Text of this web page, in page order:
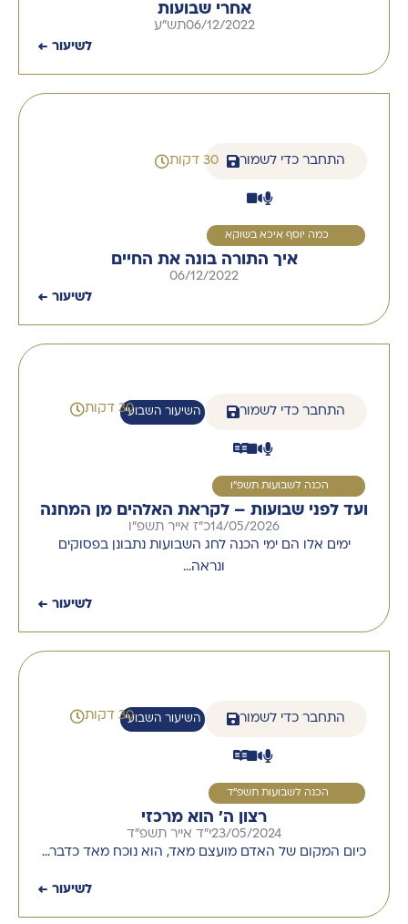
אחרי שבועות
06/12/2022תש"ע
לשיעור ←
התחבר כדי לשמור 30 דקות
כמה יוסף איכא בשוקא
איך התורה בונה את החיים
06/12/2022
לשיעור ←
התחבר כדי לשמור השיעור השבועי30 דקות
הכנה לשבועות תשפ"ו
ועד לפני שבועות – לקראת האלהים מן המחנה
14/05/2026כ"ז אייר תשפ"ו
ימים אלו הם ימי הכנה לחג השבועות נתבונן בפסוקים
ונראה…
לשיעור ←
התחבר כדי לשמור השיעור השבועי30 דקות
הכנה לשבועות תשפ"ד
רצון ה׳ הוא מרכזי
23/05/2024י"ד אייר תשפ"ד
כיום המקום של האדם מועצם מאד, הוא נוכח מאד כדבר…
לשיעור ←